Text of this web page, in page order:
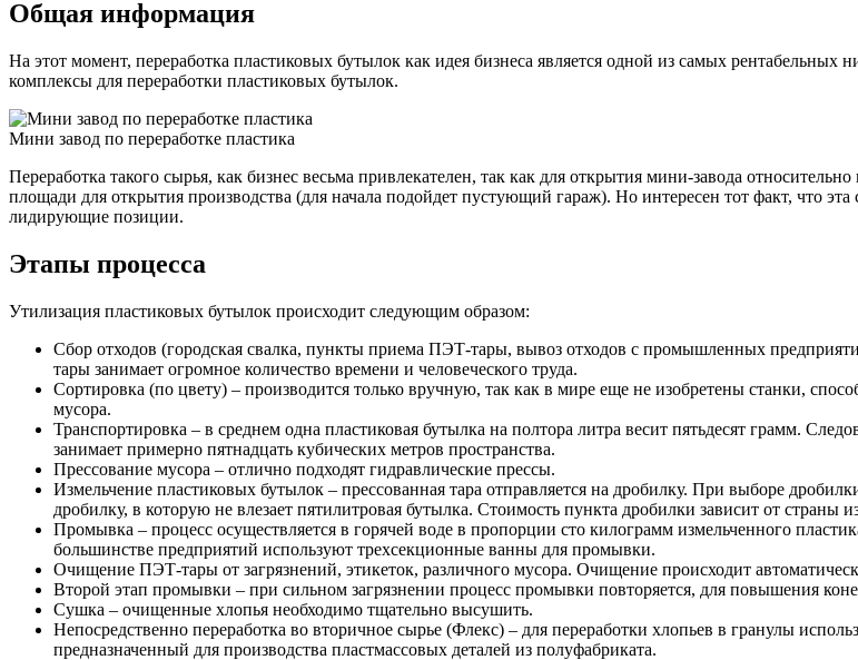
Общая информация
На этот момент, переработка пластиковых бутылок как идея бизнеса является одной из самых
комплексы для переработки пластиковых бутылок.
Мини завод по переработке пластика
Переработка такого сырья, как бизнес весьма привлекателен, так как для открытия мини-завода
площади для открытия производства (для начала подойдет пустующий гараж). Но интересен тот факт, что эта
лидирующие позиции.
Этапы процесса
Утилизация пластиковых бутылок происходит следующим образом:
Сбор отходов (городская свалка, пункты приема ПЭТ-тары, вывоз отходов с промышленных
тары занимает огромное количество времени и человеческого труда.
Сортировка (по цвету) – производится только вручную, так как в мире еще не изобретены станки,
мусора.
Транспортировка – в среднем одна пластиковая бутылка на полтора литра весит пятьдесят грамм.
занимает примерно пятнадцать кубических метров пространства.
Прессование мусора – отлично подходят гидравлические прессы.
Измельчение пластиковых бутылок – прессованная тара отправляется на дробилку. При выборе
дробилку, в которую не влезает пятилитровая бутылка. Стоимость пункта дробилки зависит от страны
Промывка – процесс осуществляется в горячей воде в пропорции сто килограмм измельченного
большинстве предприятий используют трехсекционные ванны для промывки.
Очищение ПЭТ-тары от загрязнений, этикеток, различного мусора. Очищение происходит
Второй этап промывки – при сильном загрязнении процесс промывки повторяется, для повышения
Сушка – очищенные хлопья необходимо тщательно высушить.
Непосредственно переработка во вторичное сырье (Флекс) – для переработки хлопьев в гранулы
предназначенный для производства пластмассовых деталей из полуфабриката.